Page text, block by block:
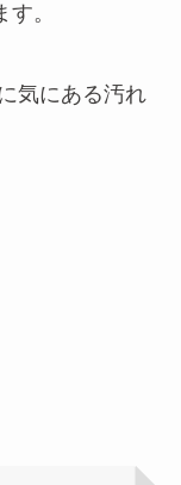
。
気にある汚れ